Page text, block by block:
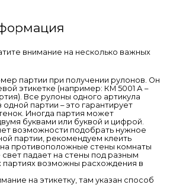
внимание на несколько важных
партии при получении рулонов. Он
этикетке (например: КМ 5001 А –
Все рулоны одного артикула
партии – это гарантирует
Иногда партия может
буквами или буквой и цифрой.
возможности подобрать нужное
партии, рекомендуем клеить
противоположные стены комнаты
свет падает на стены под разным
партиях возможны расхождения в
на этикетку, там указан способ